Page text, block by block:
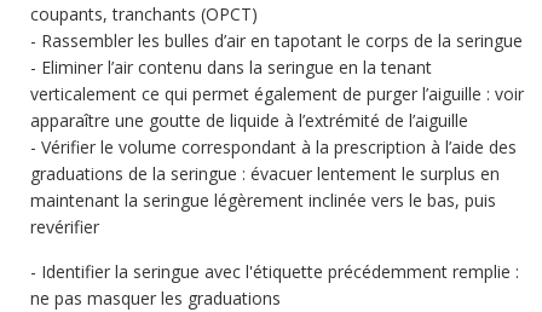
coupants, tranchants (OPCT)
Rassembler les bulles d’air en tapotant le corps de la seringue
Eliminer l’air contenu dans la seringue en la tenant
verticalement ce qui permet également de purger l’aiguille : voir
apparaître une goutte de liquide à l’extrémité de l’aiguille
Vérifier le volume correspondant à la prescription à l’aide des
graduations de la seringue : évacuer lentement le surplus en
maintenant la seringue légèrement inclinée vers le bas, puis
revérifier
Identifier la seringue avec l'étiquette précédemment remplie :
ne pas masquer les graduations